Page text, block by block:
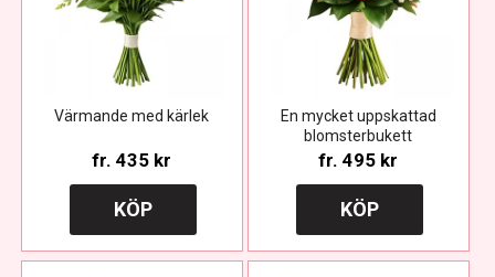
Värmande med kärlek
fr. 435 kr
KÖP
En mycket uppskattad
blomsterbukett
fr. 495 kr
KÖP